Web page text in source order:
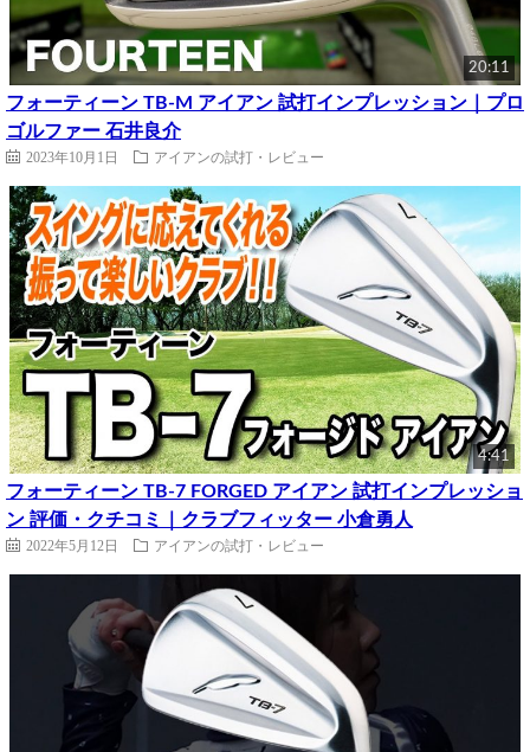
20:11
フォーティーン TB-M アイアン 試打インプレッション｜プロ
ゴルファー 石井良介
2023年10月1日 アイアンの試打・レビュー
4:41
フォーティーン TB-7 FORGED アイアン 試打インプレッショ
ン 評価・クチコミ｜クラブフィッター 小倉勇人
2022年5月12日 アイアンの試打・レビュー